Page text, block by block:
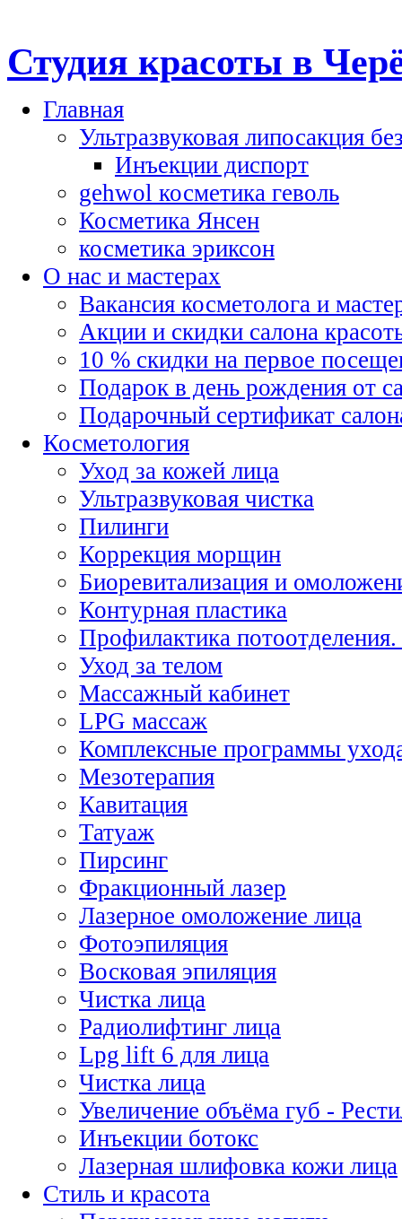
Студия красоты в
Главная
Ультразвуковая липосакция
Инъекции диспорт
gehwol косметика геволь
Косметика Янсен
косметика эриксон
О нас и мастерах
Вакансия косметолога и
Акции и скидки салона
10 % скидки на первое
Подарок в день рождения от
Подарочный сертификат
Косметология
Уход за кожей лица
Ультразвуковая чистка
Пилинги
Коррекция морщин
Биоревитализация и
Контурная пластика
Профилактика
Уход за телом
Массажный кабинет
LPG массаж
Комплексные программы
Мезотерапия
Кавитация
Татуаж
Пирсинг
Фракционный лазер
Лазерное омоложение лица
Фотоэпиляция
Восковая эпиляция
Чистка лица
Радиолифтинг лица
Lpg lift 6 для лица
Чистка лица
Увеличение объёма губ -
Инъекции ботокс
Лазерная шлифовка кожи лица
Стиль и красота